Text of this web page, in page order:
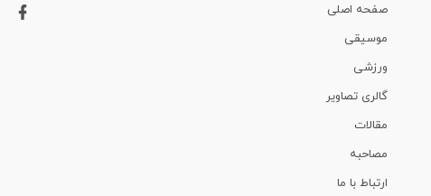
صفحه اصلی
موسیقی
ورزشی
گالری تصاویر
مقالات
مصاحبه
ارتباط با ما